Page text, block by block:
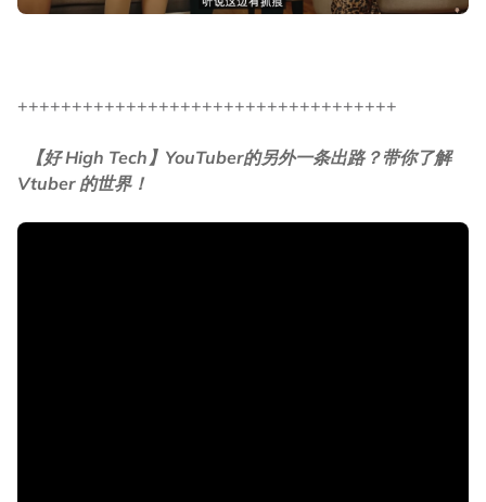
+++++++++++++++++++++++++++++++++++
【好 High Tech】YouTuber的另外一条出路？带你了解
Vtuber 的世界！